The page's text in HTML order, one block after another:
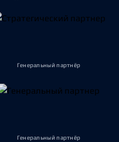
Генеральный партнёр
Генеральный партнёр